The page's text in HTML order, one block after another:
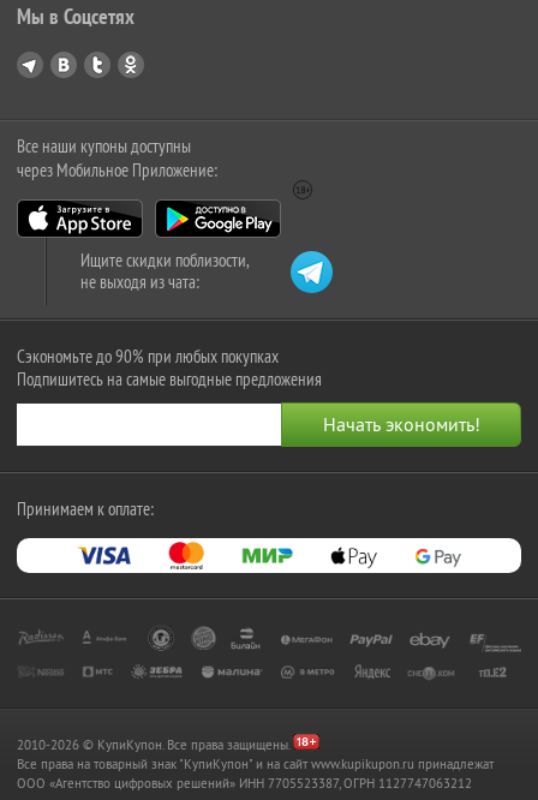
Мы в Соцсетях
Все наши купоны доступны
через Мобильное Приложение:
Ищите скидки поблизости,
не выходя из чата:
Сэкономьте до 90% при любых покупках
Подпишитесь на самые выгодные предложения
Принимаем к оплате:
2010-2026 © КупиКупон. Все права защищены.
Все права на товарный знак "КупиКупон" и на сайт www.kupikupon.ru принадлежат
OOO «Агентство цифровых решений» ИНН 7705523387, ОГРН 1127747063212